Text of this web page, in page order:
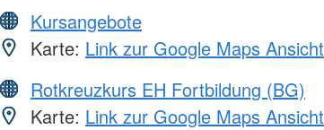
Kursangebote
Karte: Link zur Google Maps Ansicht
Rotkreuzkurs EH Fortbildung (BG)
Karte: Link zur Google Maps Ansicht